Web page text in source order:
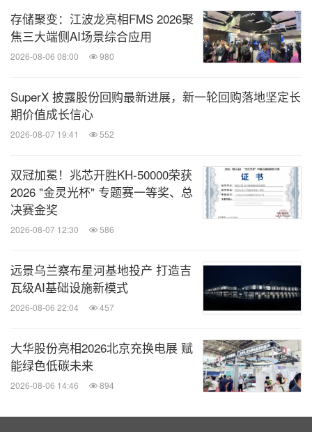
存储聚变：江波龙亮相FMS 2026聚
焦三大端侧AI场景综合应用
2026-08-06 08:00 980
SuperX 披露股份回购最新进展，新一轮回购落地坚定长
期价值成长信心
2026-08-07 19:41 552
双冠加冕！兆芯开胜KH‑50000荣获
2026 "金灵光杯" 专题赛一等奖、总
决赛金奖
2026-08-07 12:30 586
远景乌兰察布星河基地投产 打造吉
瓦级AI基础设施新模式
2026-08-06 22:04 457
大华股份亮相2026北京充换电展 赋
能绿色低碳未来
2026-08-06 14:46 894